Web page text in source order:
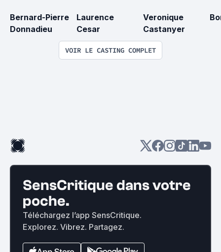
Bernard-Pierre
Donnadieu
Laurence
Cesar
Veronique
Castanyer
VOIR LE CASTING COMPLET
SensCritique dans votre
poche.
Téléchargez l’app SensCritique.
Explorez. Vibrez. Partagez.